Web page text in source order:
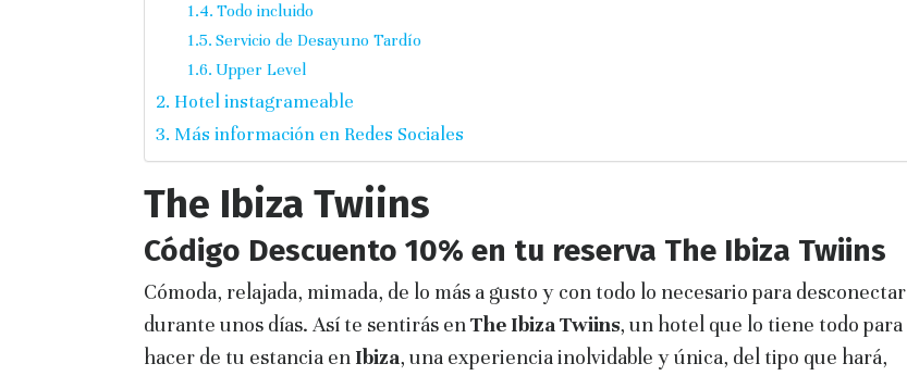
Todo incluido
Servicio de Desayuno Tardío
Upper Level
Hotel instagrameable
Más información en Redes Sociales
The Ibiza Twiins
Código Descuento 10% en tu reserva The Ibiza Twiins
Cómoda, relajada, mimada, de lo más a gusto y con todo lo necesario para desconectar
durante unos días. Así te sentirás enThe Ibiza Twiins, un hotel que lo tiene todo para
hacer de tu estancia en Ibiza, una experiencia inolvidable y única, del tipo que hará,